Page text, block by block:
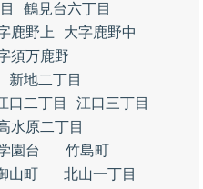
鶴見台六丁目
鹿野上
大字鹿野中
須万鹿野
新地二丁目
口二丁目
江口三丁目
水原二丁目
園台
竹島町
山町
北山一丁目